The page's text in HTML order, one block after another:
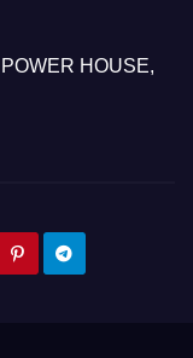
HOUSE,